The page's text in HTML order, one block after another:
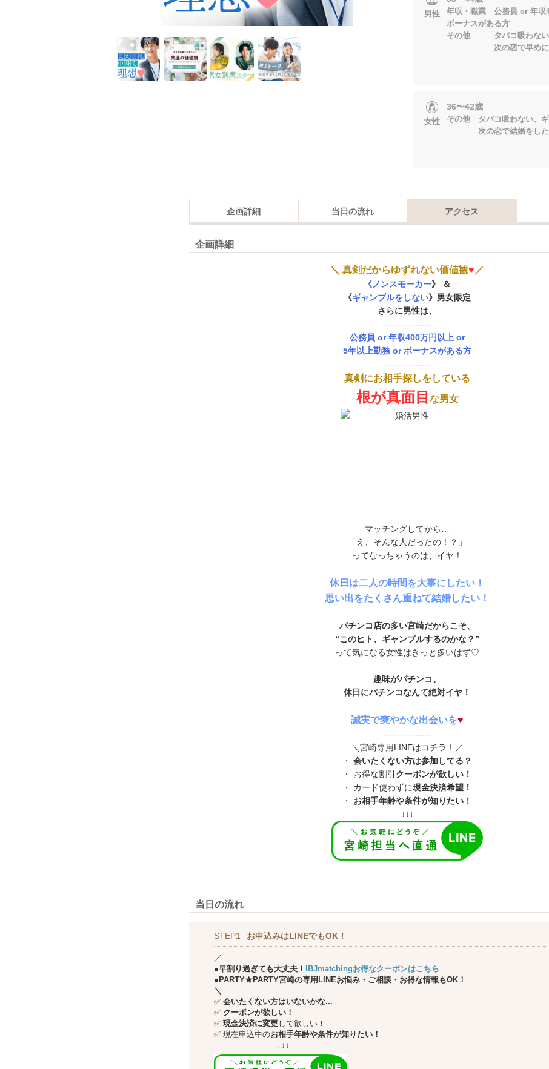
男性
年収・職業 公務員 or 年収
ボーナスがある方
その他 タバコ吸わない
次の恋で早めにプ
女性
36〜42歳
その他 タバコ吸わない、
次の恋で結婚をした
企画詳細 当日の流れ アクセス
企画詳細
＼ 真剣だからゆずれない価値観♥ ／
《ノンスモーカー》
＆
《ギャンブルをしない》男女限定
さらに男性は、
---------------
公務員 or 年収400万円以上 or
5年以上勤務 or ボーナスがある方
---------------
真剣にお相手探しをしている
根が真面目 な男女
マッチングしてから…
「え、そんな人だったの！？」
ってなっちゃうのは、イヤ！
休日は二人の時間を大事にしたい！
思い出をたくさん重ねて結婚したい！
パチンコ店の多い宮崎だからこそ、
“このヒト、ギャンブルするのかな？”
って気になる女性はきっと多いはず♡
趣味がパチンコ、
休日にパチンコなんて絶対イヤ！
誠実で爽やかな出会いを♥
---------------
＼宮崎専用LINEはコチラ！／
・ 会いたくない方は参加してる？
・ お得な割引 クーポンが欲しい！
・ カード使わずに現金決済希望！
・
お相手年齢や条件が知りたい！
↓↓↓
当日の流れ
STEP1 お申込みはLINEでもOK！
／
●早割り過ぎても大丈夫！
IBJmatchingお得なクーポンはこちら
●PARTY★PARTY宮崎の専用LINEお悩み・ご相談・お得な情報もOK！
＼
✅ 会いたくない方はいないかな...
✅ クーポンが欲しい！
✅ 現金決済に変更して欲しい！
✅ 現在申込中のお相手年齢や条件が知りたい！
↓↓↓